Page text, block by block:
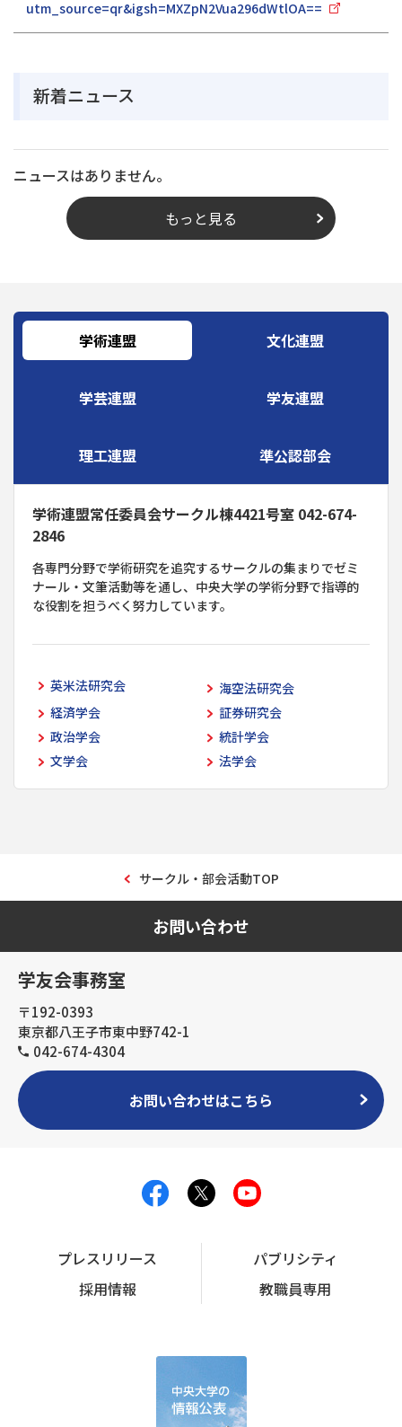
utm_source=qr&igsh=MXZpN2Vua296dWtlOA==
新着ニュース
ニュースはありません。
もっと見る
学術連盟 文化連盟
学芸連盟 学友連盟
理工連盟 準公認部会
学術連盟常任委員会サークル棟4421号室 042-674-
2846
各専門分野で学術研究を追究するサークルの集まりでゼミ
ナール・文筆活動等を通し、中央大学の学術分野で指導的
な役割を担うべく努力しています。
英米法研究会
海空法研究会
経済学会
証券研究会
政治学会
統計学会
文学会
法学会
サークル・部会活動TOP
お問い合わせ
学友会事務室
〒192-0393
東京都八王子市東中野742-1
042-674-4304
お問い合わせはこちら
プレスリリース
パブリシティ
採用情報
教職員専用